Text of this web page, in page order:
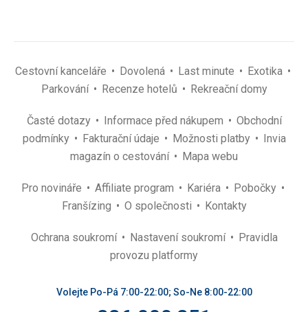
Cestovní kanceláře Dovolená Last minute
Exotika
Parkování
Recenze hotelů Rekreační domy
Časté dotazy Informace před nákupem
Obchodní
podmínky
Fakturační údaje Možnosti platby
Invia
magazín o cestování
Mapa webu
Pro novináře Affiliate program Kariéra
Pobočky
Franšízing
O společnosti Kontakty
Ochrana soukromí Nastavení soukromí
Pravidla
provozu platformy
Volejte Po-Pá 7:00-22:00; So-Ne 8:00-22:00